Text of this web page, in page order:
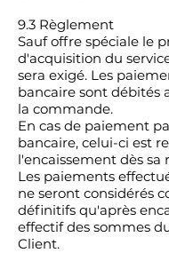
9.3 Règlement
Sauf offre spéciale le
d'acquisition du
sera exigé. Les
bancaire sont débités
la commande.
En cas de paiement
bancaire, celui-ci est
l'encaissement dès sa
Les paiements
ne seront considérés
définitifs qu'après
effectif des sommes
Client.